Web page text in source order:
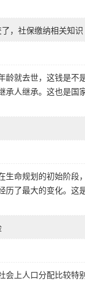
，社保缴纳相关知识
就去世，这钱是
承人继承。这也是
命规划的初始阶
历了最大的变化。
上人口分配比较